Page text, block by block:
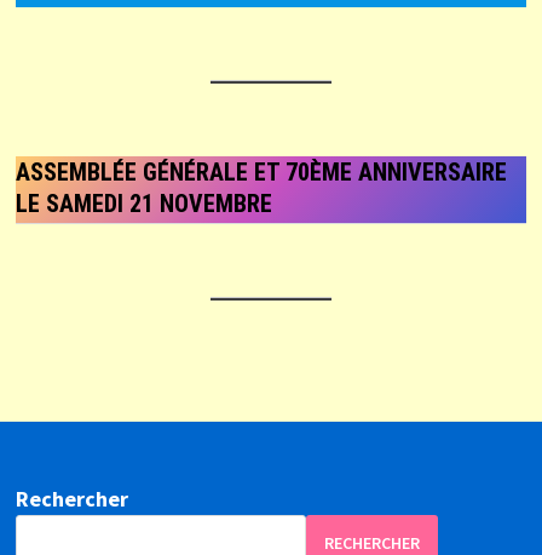
ASSEMBLÉE GÉNÉRALE ET 70ÈME ANNIVERSAIRE
LE SAMEDI 21 NOVEMBRE
Rechercher
RECHERCHER